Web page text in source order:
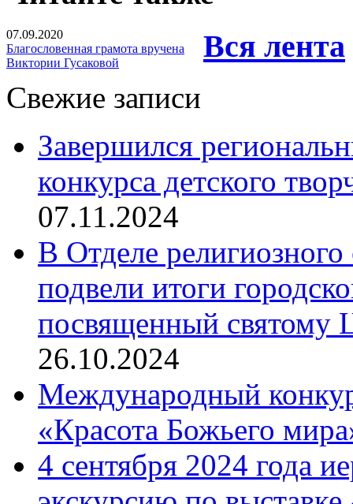
07.09.2020
Благословенная грамота вручена
Виктории Гусаковой
Вся лента
Свежие записи
Завершился
конкурса детского
07.11.2024
В Отделе религиозного
подвели итоги
посвященный святому
26.10.2024
Международный
«Красота Божьего
4 сентября 2024 года